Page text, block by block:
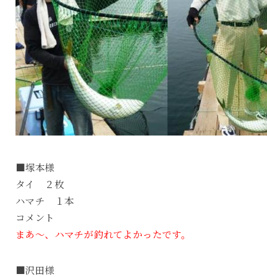
■塚本様
タイ ２枚
ハマチ １本
コメント
まあ～、ハマチが釣れてよかったです。
■沢田様